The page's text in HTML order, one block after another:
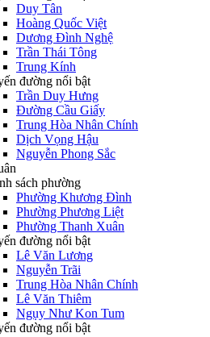
Duy Tân
Hoàng Quốc Việt
Dương Đình Nghệ
Trần Thái Tông
Trung Kính
đường nổi bật
Trần Duy Hưng
Đường Cầu Giấy
Trung Hòa Nhân Chính
Dịch Vọng Hậu
Nguyễn Phong Sắc
sách phường
Phường Khương Đình
Phường Phương Liệt
Phường Thanh Xuân
đường nổi bật
Lê Văn Lương
Nguyễn Trãi
Trung Hòa Nhân Chính
Lê Văn Thiêm
Ngụy Như Kon Tum
đường nổi bật